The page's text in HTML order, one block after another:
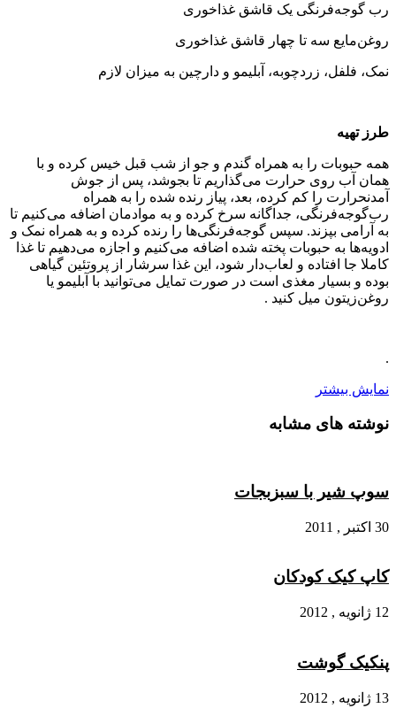
رب گوجه‌فرنگی یک قاشق غذاخوری
روغن‌مایع سه تا چهار قاشق غذاخوری
نمک، فلفل، زردچوبه، آبلیمو و دارچین به میزان لازم
طرز تهیه
همه حبوبات را به همراه گندم و جو از شب قبل خیس کرده و با
همان آب روی حرارت می‌گذاریم تا بجوشد، پس از جوش
آمدنحرارت را کم کرده، بعد، پیاز رنده شده را به همراه
رب‌گوجه‌فرنگی، جداگانه سرخ کرده و به موادمان اضافه می‌کنیم تا
به آرامی بپزند. سپس گوجه‌فرنگی‌ها را رنده کرده و به همراه نمک و
ادویه‌ها به حبوبات پخته شده اضافه می‌کنیم و اجازه می‌دهیم تا غذا
کاملا جا افتاده و لعاب‌دار شود، این غذا سرشار از پروتئین گیاهی
بوده و بسیار مغذی است در صورت تمایل می‌توانید با آبلیمو یا
روغن‌زیتون میل کنید .
.
نمایش بیشتر
نوشته های مشابه
سوپ شیر با سبزبجات
30 اکتبر , 2011
کاپ کیک کودکان
12 ژانویه , 2012
پنکیک گوشت
13 ژانویه , 2012